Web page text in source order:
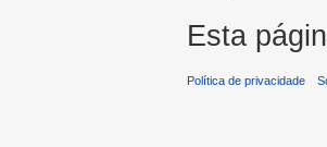
Esta
Política de privacidade